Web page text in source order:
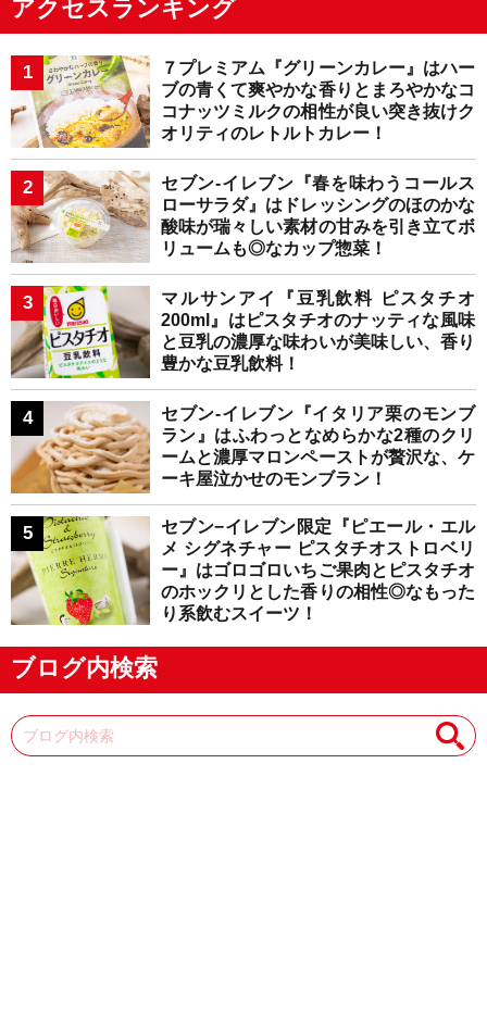
アクセスランキング
７プレミアム『グリーンカレー』はハー
ブの青くて爽やかな香りとまろやかなコ
コナッツミルクの相性が良い突き抜けク
オリティのレトルトカレー！
セブン-イレブン『春を味わうコールス
ローサラダ』はドレッシングのほのかな
酸味が瑞々しい素材の甘みを引き立てボ
リュームも◎なカップ惣菜！
マルサンアイ『豆乳飲料 ピスタチオ
200ml』はピスタチオのナッティな風味
と豆乳の濃厚な味わいが美味しい、香り
豊かな豆乳飲料！
セブン-イレブン『イタリア栗のモンブ
ラン』はふわっとなめらかな2種のクリ
ームと濃厚マロンペーストが贅沢な、ケ
ーキ屋泣かせのモンブラン！
セブン−イレブン限定『ピエール・エル
メ シグネチャー ピスタチオストロベリ
ー』はゴロゴロいちご果肉とピスタチオ
のホックリとした香りの相性◎なもった
り系飲むスイーツ！
ブログ内検索